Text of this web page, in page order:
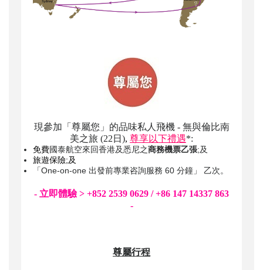
現參加「尊屬您」的品味私人飛機 - 無與倫比南
美之旅 (22日), 尊享以下禮遇*:
免費國泰航空來回香港及悉尼之商務機票乙張;及
旅遊保險;及
「One-on-one 出發前專業咨詢服務 60 分鐘」 乙次。
- 立即體驗 > +852 2539 0629 / +86 147 14337 863
-
尊屬行程